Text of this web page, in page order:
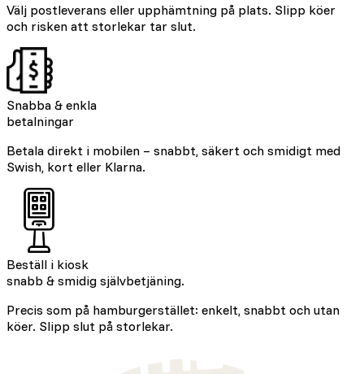
Välj postleverans eller upphämtning på plats. Slipp köer
och risken att storlekar tar slut.
Snabba & enkla
betalningar
Betala direkt i mobilen – snabbt, säkert och smidigt med
Swish, kort eller Klarna.
Beställ i kiosk
snabb & smidig självbetjäning.
Precis som på hamburgerstället: enkelt, snabbt och utan
köer. Slipp slut på storlekar.